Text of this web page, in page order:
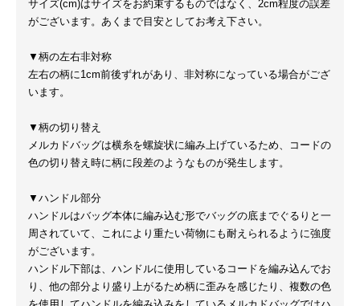
サイズ(cm)はサイズをお約束するものではなく、2cm程度の誤差
がございます。あくまで目安としてお考え下さい。
▼柄の左右非対称
左右の柄に1cm前後ずれがあり、非対称になっている場合がござ
います。
▼柄の切り替え
メルカドバッグは横糸を螺旋状に編み上げているため、コードの
色の切り替え時に柄に段差のようなものが発生します。
▼ハンドル部分
ハンドルはバッグ本体に編み込む形でバッグの底までぐるりと一
周されていて、これにより重たい荷物にも耐えられるように強度
がございます。
ハンドル下部は、ハンドルに使用しているコードを編み込んでお
り、他の部分より盛り上がるため柄に歪みを感じたり、複数の色